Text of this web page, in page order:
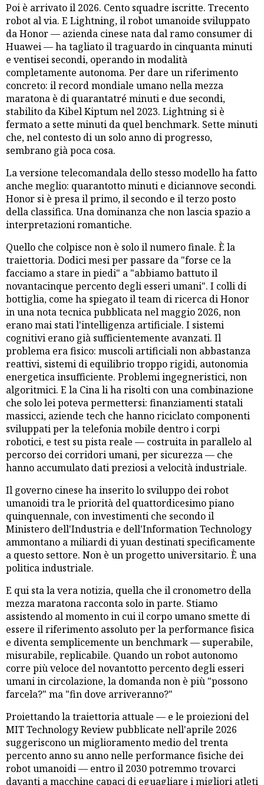
Poi è arrivato il 2026. Cento squadre iscritte. Trecento
robot al via. E Lightning, il robot umanoide sviluppato
da Honor — azienda cinese nata dal ramo consumer di
Huawei — ha tagliato il traguardo in cinquanta minuti
e ventisei secondi, operando in modalità
completamente autonoma. Per dare un riferimento
concreto: il record mondiale umano nella mezza
maratona è di quarantatré minuti e due secondi,
stabilito da Kibel Kiptum nel 2023. Lightning si è
fermato a sette minuti da quel benchmark. Sette minuti
che, nel contesto di un solo anno di progresso,
sembrano già poca cosa.
La versione telecomandala dello stesso modello ha fatto
anche meglio: quarantotto minuti e diciannove secondi.
Honor si è presa il primo, il secondo e il terzo posto
della classifica. Una dominanza che non lascia spazio a
interpretazioni romantiche.
Quello che colpisce non è solo il numero finale. È la
traiettoria. Dodici mesi per passare da "forse ce la
facciamo a stare in piedi" a "abbiamo battuto il
novantacinque percento degli esseri umani". I colli di
bottiglia, come ha spiegato il team di ricerca di Honor
in una nota tecnica pubblicata nel maggio 2026, non
erano mai stati l'intelligenza artificiale. I sistemi
cognitivi erano già sufficientemente avanzati. Il
problema era fisico: muscoli artificiali non abbastanza
reattivi, sistemi di equilibrio troppo rigidi, autonomia
energetica insufficiente. Problemi ingegneristici, non
algoritmici. E la Cina li ha risolti con una combinazione
che solo lei poteva permettersi: finanziamenti statali
massicci, aziende tech che hanno riciclato componenti
sviluppati per la telefonia mobile dentro i corpi
robotici, e test su pista reale — costruita in parallelo al
percorso dei corridori umani, per sicurezza — che
hanno accumulato dati preziosi a velocità industriale.
Il governo cinese ha inserito lo sviluppo dei robot
umanoidi tra le priorità del quattordicesimo piano
quinquennale, con investimenti che secondo il
Ministero dell'Industria e dell'Information Technology
ammontano a miliardi di yuan destinati specificamente
a questo settore. Non è un progetto universitario. È una
politica industriale.
E qui sta la vera notizia, quella che il cronometro della
mezza maratona racconta solo in parte. Stiamo
assistendo al momento in cui il corpo umano smette di
essere il riferimento assoluto per la performance fisica
e diventa semplicemente un benchmark — superabile,
misurabile, replicabile. Quando un robot autonomo
corre più veloce del novantotto percento degli esseri
umani in circolazione, la domanda non è più "possono
farcela?" ma "fin dove arriveranno?"
Proiettando la traiettoria attuale — e le proiezioni del
MIT Technology Review pubblicate nell'aprile 2026
suggeriscono un miglioramento medio del trenta
percento anno su anno nelle performance fisiche dei
robot umanoidi — entro il 2030 potremmo trovarci
davanti a macchine capaci di eguagliare i migliori atleti